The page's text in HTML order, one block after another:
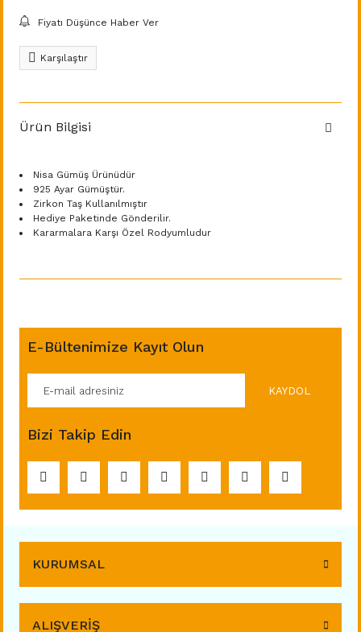
Fiyatı Düşünce Haber Ver
Karşılaştır
Ürün Bilgisi
Nisa Gümüş Ürünüdür
925 Ayar Gümüştür.
Zirkon Taş Kullanılmıştır
Hediye Paketinde Gönderilir.
Kararmalara Karşı Özel Rodyumludur
E-Bültenimize Kayıt Olun
KAYDOL
Bizi Takip Edin
KURUMSAL
ALIŞVERİŞ